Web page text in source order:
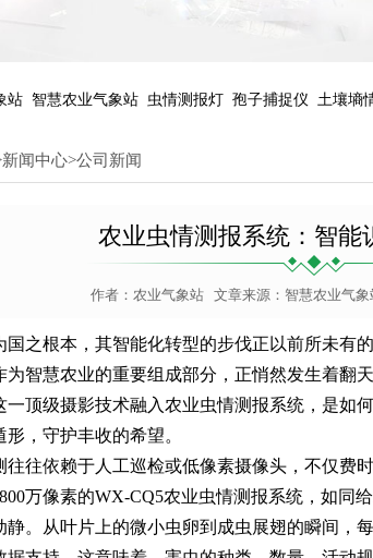
站 智慧农业气象站 虫情测报灯 孢子捕捉仪 土壤墒
新闻中心>公司新闻
农业虫情测报系统：智能
作者： 农业气象站文章来源： 智慧农业气象
国之根本，其智能化转型的步伐正以前所未有
为智慧农业的重要组成部分，正悄然发生着翻
一顶级摄影技术融入农业虫情测报系统，是如
，守护丰收的希望。
往往依赖于人工巡检或低像素摄像头，不仅费
万像素的WX-CQ5农业虫情测报系统，如同
静。从叶片上的微小虫卵到成虫展翅的瞬间，